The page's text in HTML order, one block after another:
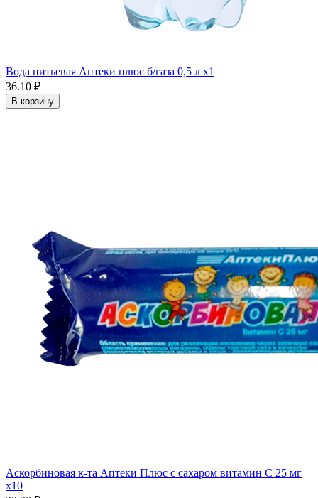
Вода питьевая Аптеки плюс б/газа 0,5 л x1
36.10 ₽
В корзину
Аскорбиновая к-та Аптеки Плюс с сахаром витамин С 25 мг
x10